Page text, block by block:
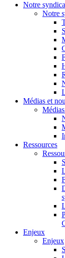
Notre
Notre
Médias et
Ressources
Enjeux
Enjeux